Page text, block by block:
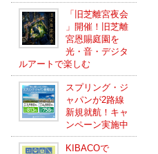
「旧芝離宮夜会
」開催！旧芝離
宮恩賜庭園を
光・音・デジタ
ルアートで楽しむ
スプリング・ジ
ャパンが2路線
新規就航！キャ
ンペーン実施中
KIBACOで